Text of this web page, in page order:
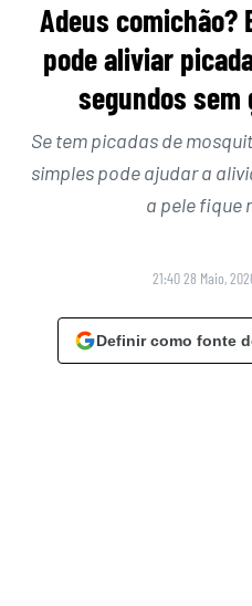
Adeus comichão?
pode aliviar
segundos
Se tem picadas de
simples pode ajudar a
a pele fique
21:40 28 Maio,
Definir como fonte